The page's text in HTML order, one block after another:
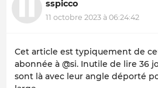
sspicco
11 octobre 2023 à 06:24:42
Cet article est typiquement de
abonnée à @si. Inutile de lire 36
sont là avec leur angle déporté